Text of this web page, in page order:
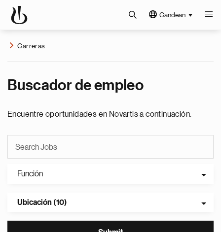
Candean
Carreras
Buscador de empleo
Encuentre oportunidades en Novartis a continuación.
Función
Ubicación (10)